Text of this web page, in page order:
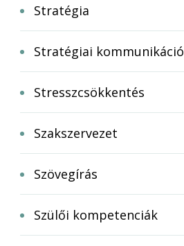
Stratégia
Stratégiai kommunikáció
Stresszcsökkentés
Szakszervezet
Szövegírás
Szülői kompetenciák